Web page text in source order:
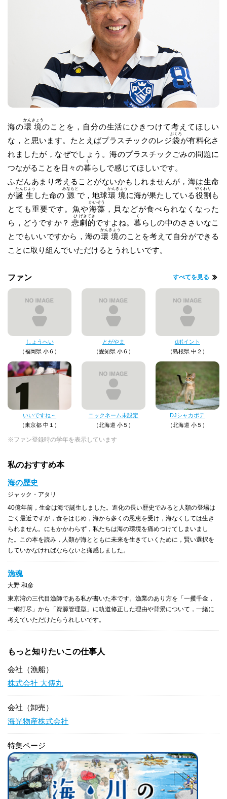
海の環
かん
境
きょう
のことを，自分の生活にひきつけて考えてほしい
な，と思います。たとえばプラスチックのレジ袋
ぶくろ
が有料化さ
れましたが，なぜでしょう。海のプラスチックごみの問題に
つながることを日々の暮
く
らしで感じてほしいです。
ふだんあまり考えることがないかもしれませんが，海は生命
が誕
たん
生
じょう
した命の 源
みなもと
で，地球環
かん
境
きょう
に海が果たしている役
やく
割
わり
も
とても重要です。魚や海
かい
藻
そう
，貝などが食べられなくなった
ら，どうですか？悲
ひ
劇
げき
的
てき
ですよね。暮
く
らしの中のささいなこ
とでもいいですから，海の環
かん
境
きょう
のことを考えて自分ができる
ことに取り組んでいただけるとうれしいです。
ファン すべてを見る
しょうへい
（福岡県 小６）
とがやま
（愛知県 小６）
dポイント
（島根県 中２）
いいですね～
（東京都 中１）
ニックネーム未設定
（北海道 小５）
DJシャカポテ
（北海道 小５）
※ファン登録時の学年を表示しています
私のおすすめ本
海の歴史
ジャック・アタリ
40億年前，生命は海で誕生しました。進化の長い歴史でみると人類の登場は
ごく最近ですが，食をはじめ，海から多くの恩恵を受け，海なくしては生き
られません。にもかかわらず，私たちは海の環境を痛めつけてしまいまし
た。この本を読み，人類が海とともに未来を生きていくために，賢い選択を
していかなければならないと痛感しました。
漁魂
大野 和彦
東京湾の三代目漁師である私が書いた本です。漁業のあり方を「一攫千金，
一網打尽」から「資源管理型」に軌道修正した理由や背景について，一緒に
考えていただけたらうれしいです。
もっと知りたいこの仕事人
会社（漁船）
株式会社 大傳丸
会社（卸売）
海光物産株式会社
特集ページ